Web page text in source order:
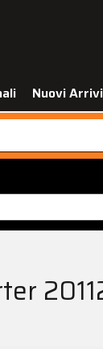
Nuovi Arrivi